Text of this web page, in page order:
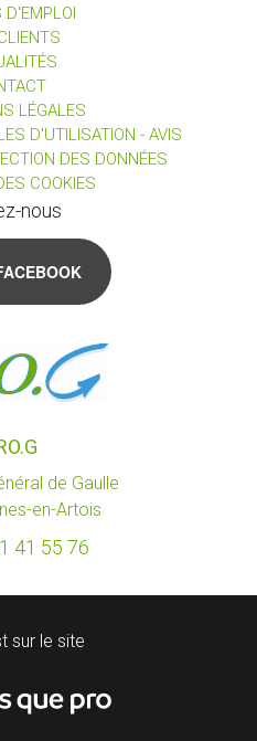
D'EMPLOI
LÉGALES
D'UTILISATION - AVIS
DES DONNÉES
COOKIES
nous
de Gaulle
en-Artois
41 55 76
sur le site